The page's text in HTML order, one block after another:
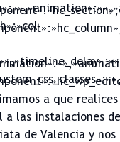
a que
a las instalaciones
de Valencia y nos